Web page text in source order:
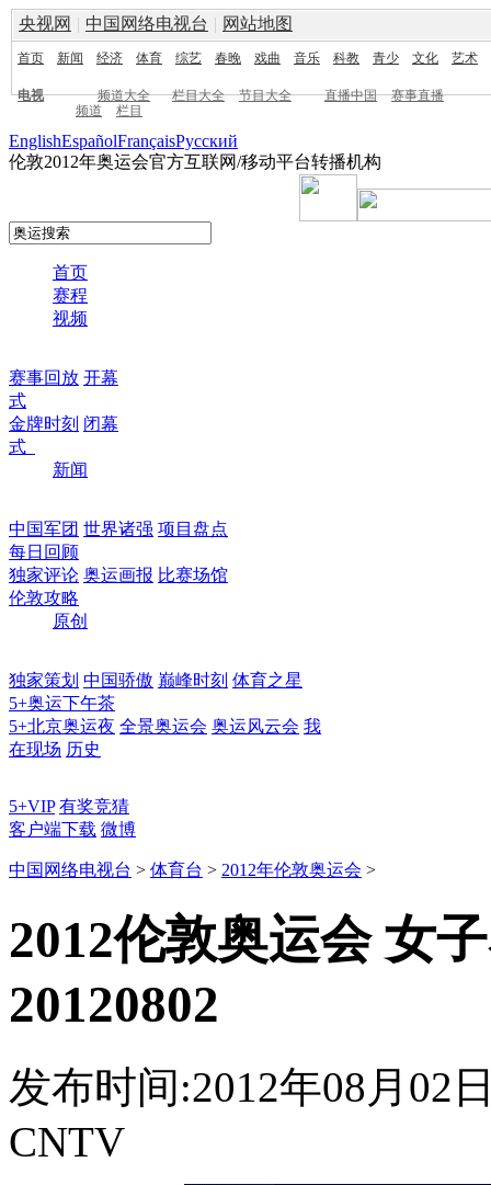
央视网 | 中国网络电视台 | 网站地图
首页 新闻 经济 体育 综艺 春晚 戏曲 音乐 科教 青少 文化 艺术
电视 频道大全 栏目大全 节目大全 直播中国
赛事直播
频道
栏目
EnglishEspañolFrançaisPусский
伦敦2012年奥运会官方互联网/移动平台转播机构
首页
赛程
视频
赛事回放 开幕
式
金牌时刻 闭幕
式
新闻
中国军团 世界诸强 项目盘点
每日回顾
独家评论 奥运画报 比赛场馆
伦敦攻略
原创
独家策划 中国骄傲 巅峰时刻 体育之星
5+奥运下午茶
5+北京奥运夜 全景奥运会 奥运风云会 我
在现场 历史
5+VIP 有奖竞猜
客户端下载 微博
中国网络电视台 > 体育台 > 2012年伦敦奥运会 >
2012伦敦奥运会 女
20120802
发布时间:2012年08月02
CNTV